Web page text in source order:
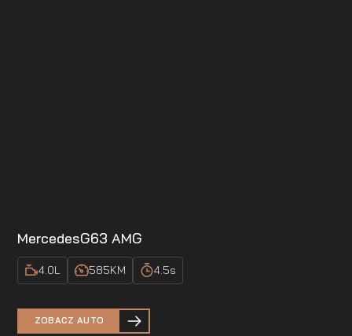
MercedesG63 AMG
4.0L 585KM 4.5s
ZOBACZ AUTO